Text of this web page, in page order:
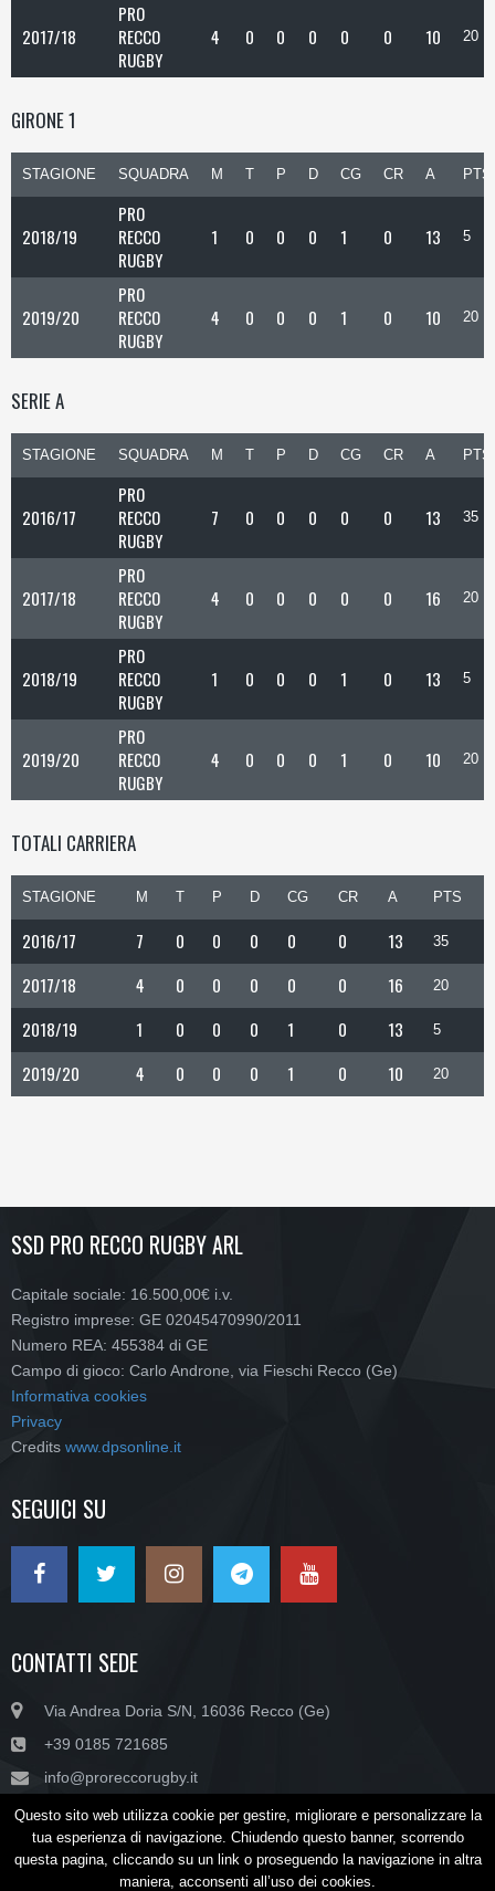
2017/18
PRO
RECCO
RUGBY
4 0 0 0 0 0 10 20
GIRONE 1
STAGIONE SQUADRA M T P D CG CR A PTS
2018/19
PRO
RECCO
RUGBY
1 0 0 0 1 0 13 5
2019/20
PRO
RECCO
RUGBY
4 0 0 0 1 0 10 20
SERIE A
STAGIONE SQUADRA M T P D CG CR A PTS
2016/17
PRO
RECCO
RUGBY
7 0 0 0 0 0 13 35
2017/18
PRO
RECCO
RUGBY
4 0 0 0 0 0 16 20
2018/19
PRO
RECCO
RUGBY
1 0 0 0 1 0 13 5
2019/20
PRO
RECCO
RUGBY
4 0 0 0 1 0 10 20
TOTALI CARRIERA
STAGIONE M T P D CG CR A PTS
2016/17 7 0 0 0 0 0 13 35
2017/18 4 0 0 0 0 0 16 20
2018/19 1 0 0 0 1 0 13 5
2019/20 4 0 0 0 1 0 10 20
SSD PRO RECCO RUGBY ARL
Capitale sociale: 16.500,00€ i.v.
Registro imprese: GE 02045470990/2011
Numero REA: 455384 di GE
Campo di gioco: Carlo Androne, via Fieschi Recco (Ge)
Informativa cookies
Privacy
Credits www.dpsonline.it
SEGUICI SU
CONTATTI SEDE
Via Andrea Doria S/N, 16036 Recco (Ge)
+39 0185 721685
info@proreccorugby.it
Copyright © SSD PRO RECCO RUGBY ARL - P.IVA/C.F. 02045470990
Questo sito web utilizza cookie per gestire, migliorare e personalizzare la
tua esperienza di navigazione. Chiudendo questo banner, scorrendo
questa pagina, cliccando su un link o proseguendo la navigazione in altra
maniera, acconsenti all’uso dei cookies.